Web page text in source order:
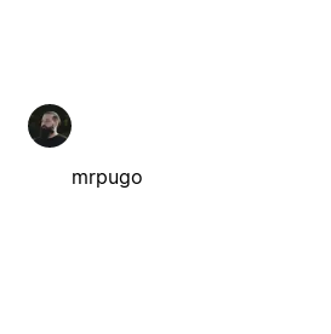
mrpugo